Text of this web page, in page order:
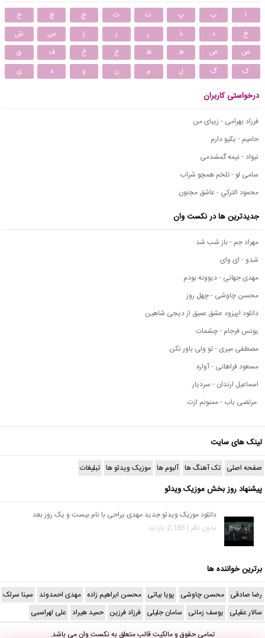
ا ب پ ت ث ج چ
ح
خ
د ذ ر ز ژ س
ش
ص
ض ط ظ ع غ ف
ق
ک
گ ل م ن و ه ی
درخواستی کاربران
فرزاد بهرامی - زیبای من
حامیم - یکیو دارم
نیواد - نیمه گمشدمی
سامی لو - تلخم همچو شراب
محمود التركي - عاشق مجنون
جدیدترین ها در نکست وان
مهراد جم - باز شب شد
شدو - ای وای
مهدی جهانی - دیوونه بودم
محسن چاوشی - چهل روز
دانلود اپیزود عشق عمیق از دیجی شاهین
یونس فرجام - چشمات
مصطفی میری - تو ولی باور نکن
مسعود فراهانی - آواره
اسماعیل ارندان - سردیار
مرتضی باب - ممنونم ازت
لینک های سایت
صفحه اصلی تک آهنگ ها آلبوم ها موزیک ویدئو ها تبلیغات
پیشنهاد روز بخش موزیک ویدئو
دانلود موزیک ویدئو جدید مهدی یراحی با نام بیست و یک روز بعد
بدون نظر | 2,183 بازدید
برترین خواننده ها
رضا صادقی محسن چاوشی پویا بیاتی محسن ابراهیم زاده مهدی احمدوند سینا سرلک
سالار عقیلی یوسف زمانی سامان جلیلی فرزاد فرزین حمید هیراد علی لهراسبی
تمامی حقوق و مالکیت قالب متعلق بهنکست وانمی باشد.